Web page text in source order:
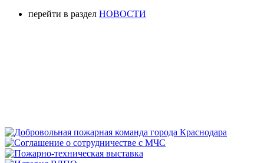
перейти в раздел НОВОСТИ